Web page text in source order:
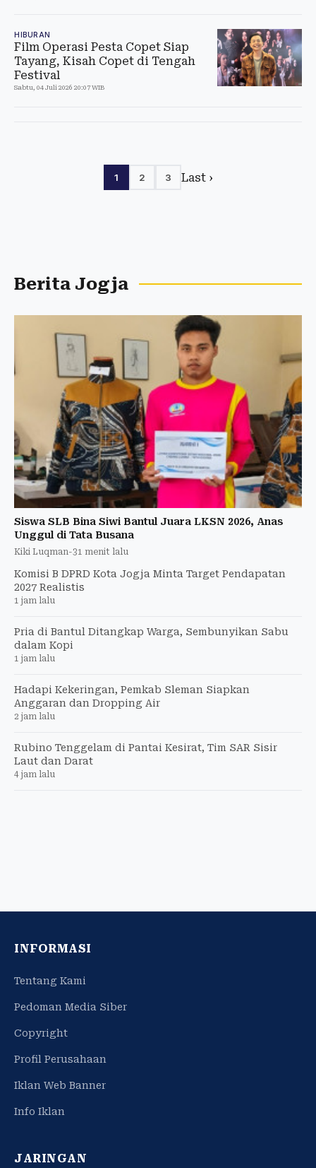
HIBURAN
Film Operasi Pesta Copet Siap
Tayang, Kisah Copet di Tengah
Festival
Sabtu, 04 Juli 2026 20:07 WIB
1 2 3 Last ›
Berita Jogja
Siswa SLB Bina Siwi Bantul Juara LKSN 2026, Anas
Unggul di Tata Busana
Kiki Luqman-31 menit lalu
Komisi B DPRD Kota Jogja Minta Target Pendapatan
2027 Realistis
1 jam lalu
Pria di Bantul Ditangkap Warga, Sembunyikan Sabu
dalam Kopi
1 jam lalu
Hadapi Kekeringan, Pemkab Sleman Siapkan
Anggaran dan Dropping Air
2 jam lalu
Rubino Tenggelam di Pantai Kesirat, Tim SAR Sisir
Laut dan Darat
4 jam lalu
INFORMASI
Tentang Kami
Pedoman Media Siber
Copyright
Profil Perusahaan
Iklan Web Banner
Info Iklan
JARINGAN